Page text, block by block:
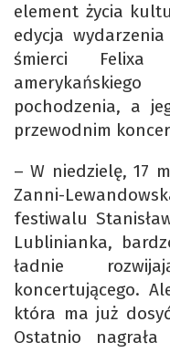
element życia
edycja
śmierci Felixa
pochodzenia, a
przewodnim
– W niedzielę, 17
Zanni-
festiwalu
Lublinianka,
ładnie
koncertującego.
która ma już
Ostatnio